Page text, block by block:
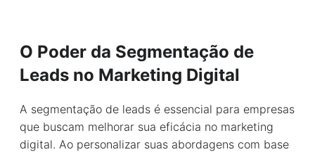
O Poder da Segmentação de
Leads no Marketing Digital
A segmentação de leads é essencial para empresas
que buscam melhorar sua eficácia no marketing
digital. Ao personalizar suas abordagens com base